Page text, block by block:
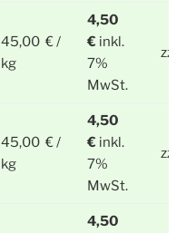
45,00 € /
kg
4,50
€ inkl.
7%
MwSt.
zzgl.
45,00 € /
kg
4,50
€ inkl.
7%
MwSt.
zzgl.
4,50